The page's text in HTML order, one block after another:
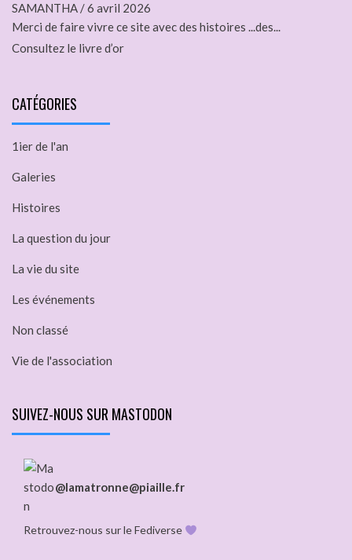
SAMANTHA /6 avril 2026
Merci de faire vivre ce site avec des histoires ...des...
Consultez le livre d’or
CATÉGORIES
1ier de l'an
Galeries
Histoires
La question du jour
La vie du site
Les événements
Non classé
Vie de l'association
SUIVEZ-NOUS SUR MASTODON
@lamatronne@piaille.fr
Retrouvez-nous sur le Fediverse